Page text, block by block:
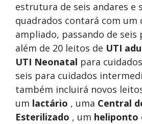
estrutura de seis andares e
quadrados contará com um
ampliado, passando de seis
além de 20 leitos de UTI
UTI Neonatal para
seis para cuidados
também incluirá novos
um lactário , uma Central
Esterilizado , um heliponto